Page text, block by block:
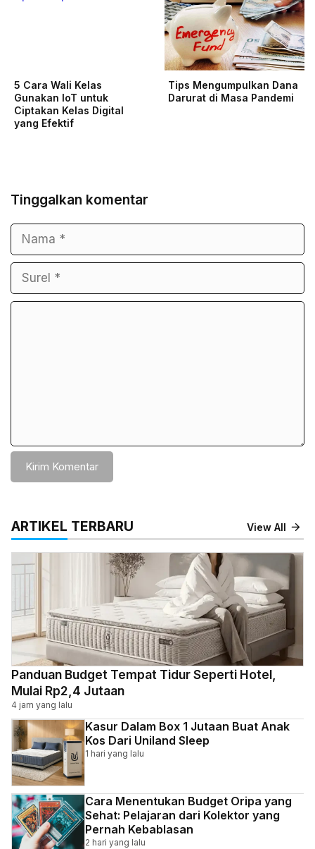
5 Cara Wali Kelas
Gunakan IoT untuk
Ciptakan Kelas Digital
yang Efektif
Tips Mengumpulkan Dana
Darurat di Masa Pandemi
Tinggalkan komentar
Nama
Surel
ARTIKEL TERBARU View All
Panduan Budget Tempat Tidur Seperti Hotel,
Mulai Rp2,4 Jutaan
4 jam yang lalu
Kasur Dalam Box 1 Jutaan Buat Anak
Kos Dari Uniland Sleep
1 hari yang lalu
Cara Menentukan Budget Oripa yang
Sehat: Pelajaran dari Kolektor yang
Pernah Kebablasan
2 hari yang lalu